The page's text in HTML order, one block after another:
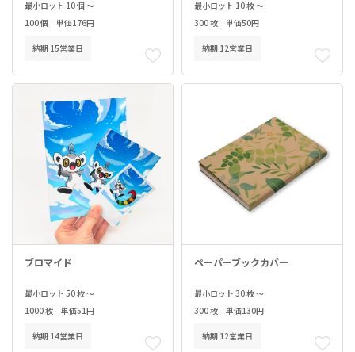
最小ロット 10 個 ～
100 個 単価176円
納期 15営業日
最小ロット 10 枚 ～
300 枚 単価50円
納期 12営業日
ブロマイド
最小ロット 50 枚 ～
1000 枚 単価51円
納期 14営業日
ペーパーブックカバー
最小ロット 30 枚 ～
300 枚 単価130円
納期 12営業日